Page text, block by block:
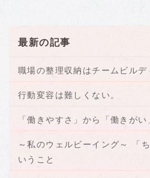
最新の記事
職場の整理収納はチームビルデ
行動変容は難しくない。
「働きやすさ」から「働きがい
～私のウェルビーイング～ 「
いうこと